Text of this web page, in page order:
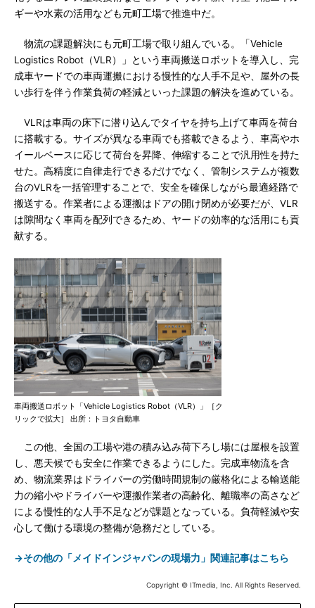
ギーや水素の活用なども元町工場で推進中だ。
物流の課題解決にも元町工場で取り組んでいる。「Vehicle
Logistics Robot（VLR）」という車両搬送ロボットを導入し、完
成車ヤードでの車両運搬における慢性的な人手不足や、屋外の長
い歩行を伴う作業負荷の軽減といった課題の解決を進めている。
VLRは車両の床下に潜り込んでタイヤを持ち上げて車両を荷台
に搭載する。サイズが異なる車両でも搭載できるよう、車高やホ
イールベースに応じて荷台を昇降、伸縮することで汎用性を持た
せた。高精度に自律走行できるだけでなく、管制システムが複数
台のVLRを一括管理することで、安全を確保しながら最適経路で
搬送する。作業者による運搬はドアの開け閉めが必要だが、VLR
は隙間なく車両を配列できるため、ヤードの効率的な活用にも貢
献する。
車両搬送ロボット「Vehicle Logistics Robot（VLR）」［ク
リックで拡大］ 出所：トヨタ自動車
この他、全国の工場や港の積み込み荷下ろし場には屋根を設置
し、悪天候でも安全に作業できるようにした。完成車物流を含
め、物流業界はドライバーの労働時間規制の厳格化による輸送能
力の縮小やドライバーや運搬作業者の高齢化、離職率の高さなど
による慢性的な人手不足などが課題となっている。負荷軽減や安
心して働ける環境の整備が急務だとしている。
→その他の「メイドインジャパンの現場力」関連記事はこちら
Copyright © ITmedia, Inc. All Rights Reserved.